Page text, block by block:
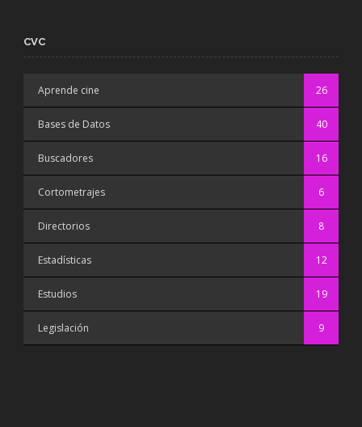
CVC
Aprende cine 26
Bases de Datos 40
Buscadores 16
Cortometrajes 6
Directorios 8
Estadísticas 12
Estudios 19
Legislación 9